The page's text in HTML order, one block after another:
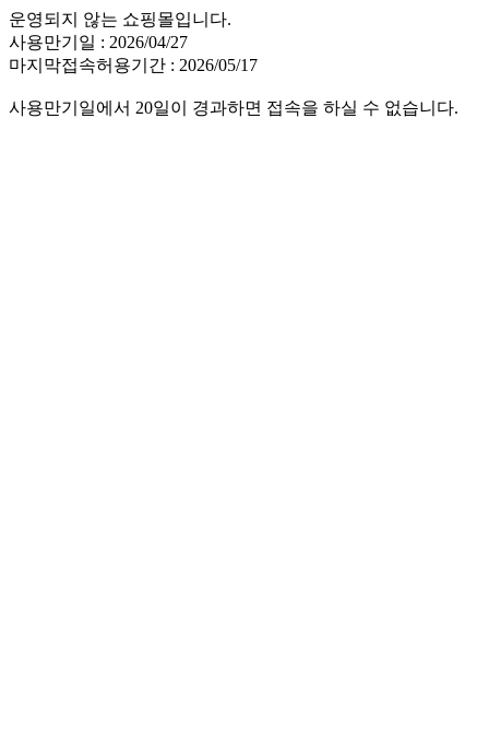
운영되지 않는 쇼핑몰입니다.
사용만기일 : 2026/04/27
마지막접속허용기간 : 2026/05/17
사용만기일에서 20일이 경과하면 접속을 하실 수 없습니다.